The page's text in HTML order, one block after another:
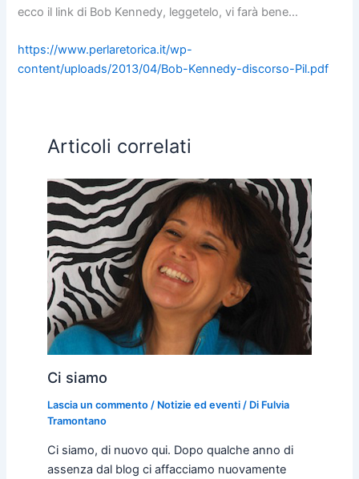
ecco il link di Bob Kennedy, leggetelo, vi farà bene…
https://www.perlaretorica.it/wp-
content/uploads/2013/04/Bob-Kennedy-discorso-Pil.pdf
Articoli correlati
Ci siamo
Lascia un commento / Notizie ed eventi/ Di Fulvia
Tramontano
Ci siamo, di nuovo qui. Dopo qualche anno di
assenza dal blog ci affacciamo nuovamente